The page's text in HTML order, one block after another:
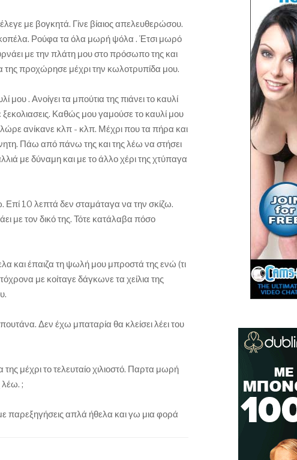
με βογκητά. Γίνε βίαιος απελευθερώσου.
κοπέλα. Ρούφα τα όλα μωρή ψόλα . Έτσι μωρό
με την πλάτη μου στο πρόσωπο της και
της προχώρησε μέχρι την κωλοτρυπίδα μου.
. Ανοίγει τα μπούτια της πιάνει το καυλί
Καθώς μου γαμούσε το καυλί μου
ανίκανε κλπ - κλπ. Μέχρι που τα πήρα και
Πάω από πάνω της και της λέω να στήσει
με δύναμη και με το άλλο χέρι της χτύπαγα
10 λεπτά δεν σταμάταγα να την σκίζω.
με τον δικό της. Τότε κατάλαβα πόσο
και έπαιζα τη ψωλή μου μπροστά της ενώ (τι
με κοίταγε δάγκωνε τα χείλια της
Δεν έχω μπαταρία θα κλείσει λέει του
μέχρι το τελευταίο χιλιοστό. Παρτα μωρή
;
παρεξηγήσεις απλά ήθελα και γω μια φορά